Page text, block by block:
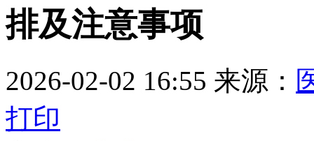
排及注意事项
2026-02-02 16:55 来源：
打印